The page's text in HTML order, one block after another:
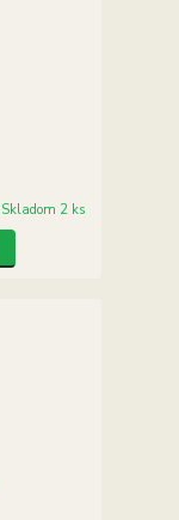
Skladom 2 ks